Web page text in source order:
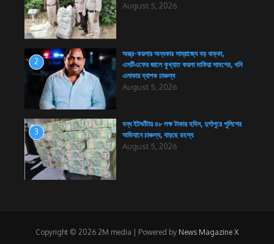
August 5, 2026
2
অস্ত্র-কয়লার অন্ধকার সাম্রাজ্যে বড় ধাক্কা,
এসটিএফের জালে কুখ্যাত কয়লা মাফিয়া সামশের, খনি
এলাকায় ব্যাপক চাঞ্চল্য
August 5, 2026
3
বন্ধ ইটভাঁটায় ৪৮ লক্ষ টাকার হদিস, দুর্গাপুরে পুলিশের
অভিযানে চাঞ্চল্য, বাড়ছে রহস্য
August 5, 2026
Copyright © 2026 2M media | Powered by News Magazine X